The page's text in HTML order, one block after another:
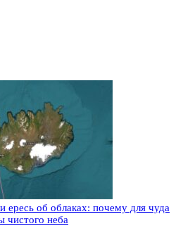
ересь об облаках: почему для чуда
чистого неба